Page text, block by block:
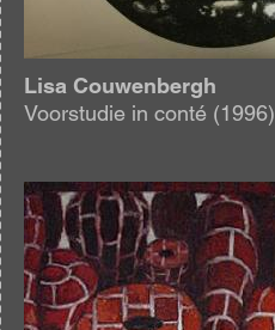
Lisa Couwenbergh
Voorstudie in conté (1996)
Afbeelding